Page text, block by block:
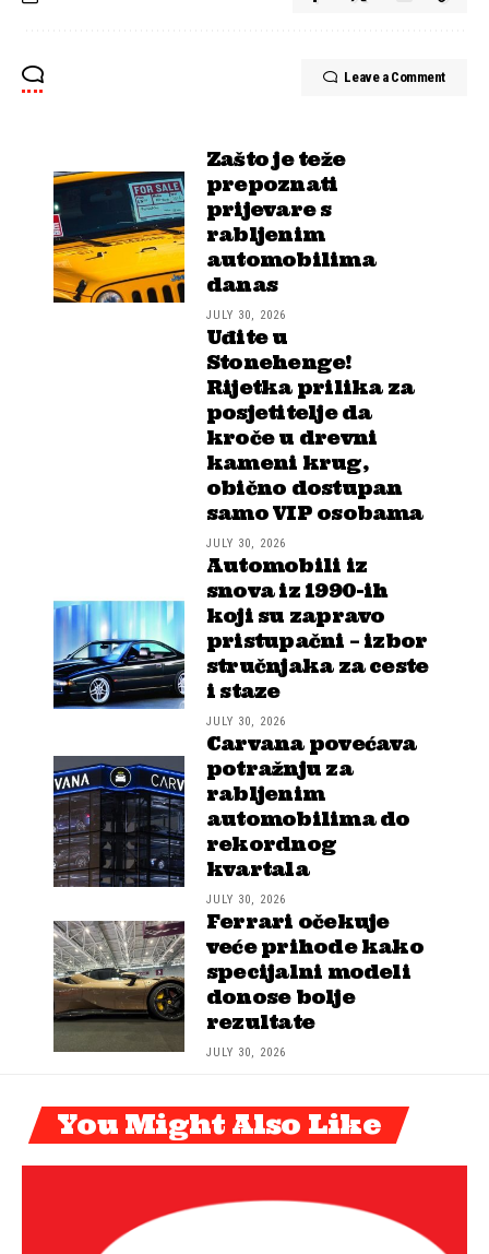
Leave a Comment
Zašto je teže
prepoznati
prijevare s
rabljenim
automobilima
danas
JULY 30, 2026
Uđite u
Stonehenge!
Rijetka prilika za
posjetitelje da
kroče u drevni
kameni krug,
obično dostupan
samo VIP osobama
JULY 30, 2026
Automobili iz
snova iz 1990-ih
koji su zapravo
pristupačni – izbor
stručnjaka za ceste
i staze
JULY 30, 2026
Carvana povećava
potražnju za
rabljenim
automobilima do
rekordnog
kvartala
JULY 30, 2026
Ferrari očekuje
veće prihode kako
specijalni modeli
donose bolje
rezultate
JULY 30, 2026
You Might Also Like